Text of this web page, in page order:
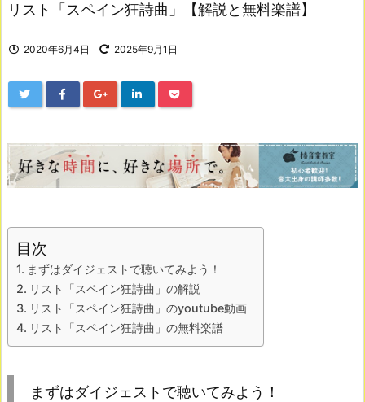
リスト「スペイン狂詩曲」【解説と無料楽譜】
2020年6月4日 2025年9月1日
目次
まずはダイジェストで聴いてみよう！
リスト「スペイン狂詩曲」の解説
リスト「スペイン狂詩曲」のyoutube動画
リスト「スペイン狂詩曲」の無料楽譜
まずはダイジェストで聴いてみよう！